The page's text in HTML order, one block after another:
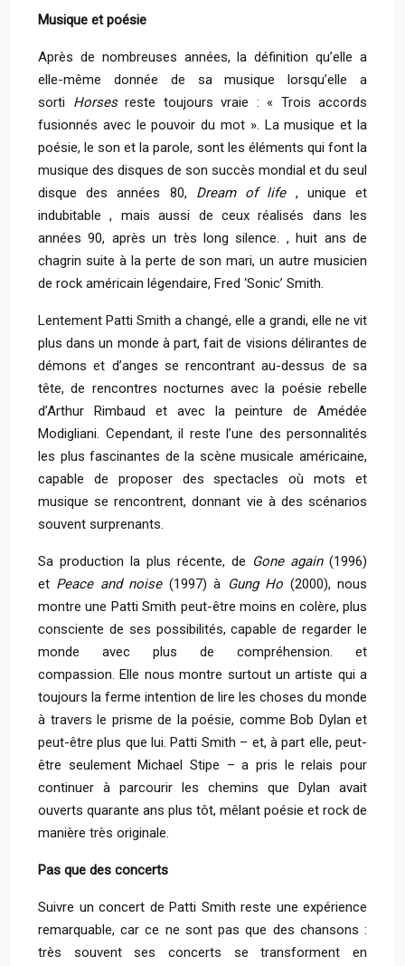
Musique et poésie
Après de nombreuses années, la définition qu’elle a
elle-même donnée de sa musique lorsqu’elle a
sorti Horsesreste toujours vraie : « Trois accords
fusionnés avec le pouvoir du mot ». La musique et la
poésie, le son et la parole, sont les éléments qui font la
musique des disques de son succès mondial et du seul
disque des années 80, Dream of life, unique et
indubitable , mais aussi de ceux réalisés dans les
années 90, après un très long silence. , huit ans de
chagrin suite à la perte de son mari, un autre musicien
de rock américain légendaire, Fred ‘Sonic’ Smith.
Lentement Patti Smith a changé, elle a grandi, elle ne vit
plus dans un monde à part, fait de visions délirantes de
démons et d’anges se rencontrant au-dessus de sa
tête, de rencontres nocturnes avec la poésie rebelle
d’Arthur Rimbaud et avec la peinture de Amédée
Modigliani. Cependant, il reste l’une des personnalités
les plus fascinantes de la scène musicale américaine,
capable de proposer des spectacles où mots et
musique se rencontrent, donnant vie à des scénarios
souvent surprenants.
Sa production la plus récente, de Gone again(1996)
et Peace and noise(1997) à Gung Ho (2000), nous
montre une Patti Smith peut-être moins en colère, plus
consciente de ses possibilités, capable de regarder le
monde avec plus de compréhension. et
compassion. Elle nous montre surtout un artiste qui a
toujours la ferme intention de lire les choses du monde
à travers le prisme de la poésie, comme Bob Dylan et
peut-être plus que lui. Patti Smith – et, à part elle, peut-
être seulement Michael Stipe – a pris le relais pour
continuer à parcourir les chemins que Dylan avait
ouverts quarante ans plus tôt, mêlant poésie et rock de
manière très originale.
Pas que des concerts
Suivre un concert de Patti Smith reste une expérience
remarquable, car ce ne sont pas que des chansons :
très souvent ses concerts se transforment en